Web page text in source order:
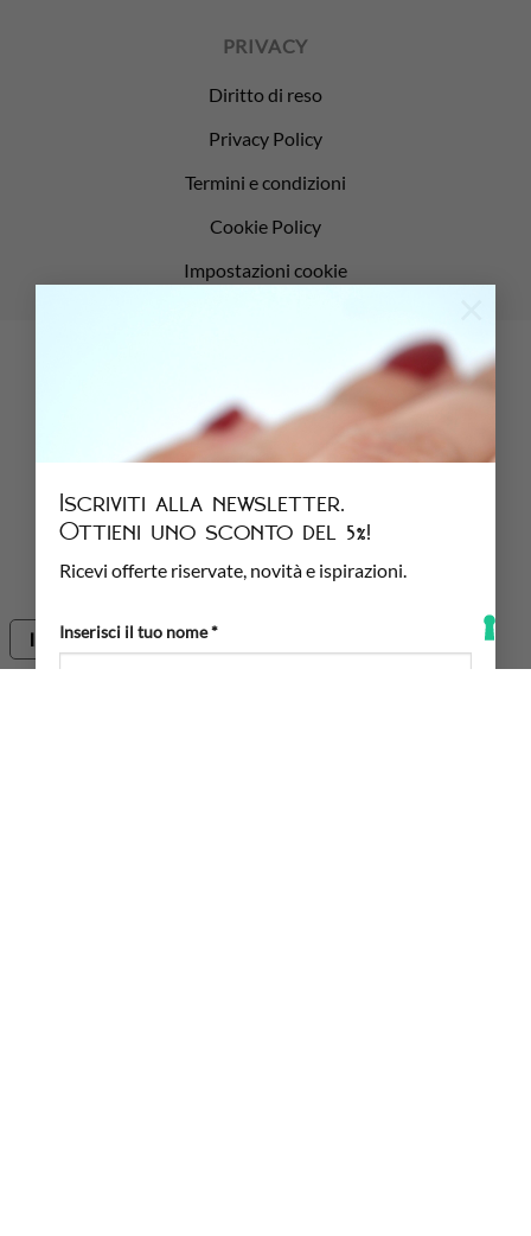
Iscriviti alla newsletter.
Ottieni uno sconto del 5%!
Ricevi offerte riservate, novità e ispirazioni.
Inserisci il tuo nome *
PRIVACY
Diritto di reso
Privacy Policy
Termini e condizioni
Cookie Policy
Impostazioni cookie
CumLaude - Via Palazzolo 29, 25037 Pontoglio (BS) - P.IVA
Sito web realizzato da
Informativa sulla raccolta